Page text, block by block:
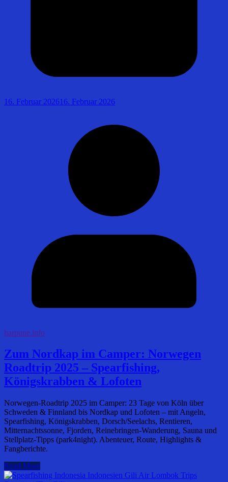
16. Februar 202616. Februar 2026
harpune.info
Zum Nordkap im Camper: Norwegen
Roadtrip 2025 – Spearfishing,
Königskrabben & Lofoten
Norwegen-Roadtrip 2025 im Camper: 23 Tage von Köln über
Schweden & Finnland bis Nordkap und Lofoten – mit Angeln,
Spearfishing, Königskrabben, Dorsch/Seelachs, Rentieren,
Mitternachtssonne, Fjorden, Reinebringen-Wanderung, Sauna und
Stellplatz-Tipps (park4night). Abenteuer, Route, Highlights &
Fangberichte.
Read More